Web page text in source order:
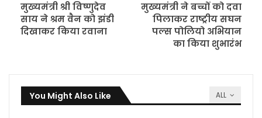
मुख्यमंत्री श्री विष्णुदेव
साय ने श्रम वैन को झंडी
दिखाकर किया रवाना
मुख्यमंत्री ने बच्चों को दवा
पिलाकर राष्ट्रीय सघन
पल्स पोलियो अभियान
का किया शुभारंभ
ALL
You Might Also Like